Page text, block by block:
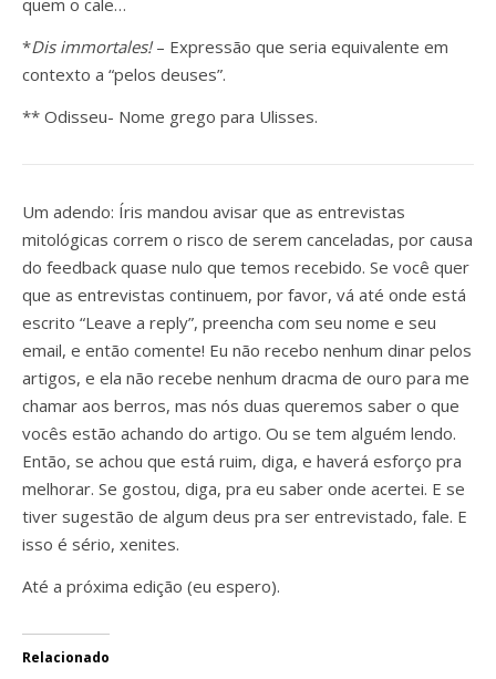
quem o cale…
*Dis immortales!– Expressão que seria equivalente em
contexto a “pelos deuses”.
** Odisseu- Nome grego para Ulisses.
Um adendo: Íris mandou avisar que as entrevistas
mitológicas correm o risco de serem canceladas, por causa
do feedback quase nulo que temos recebido. Se você quer
que as entrevistas continuem, por favor, vá até onde está
escrito “Leave a reply”, preencha com seu nome e seu
email, e então comente! Eu não recebo nenhum dinar pelos
artigos, e ela não recebe nenhum dracma de ouro para me
chamar aos berros, mas nós duas queremos saber o que
vocês estão achando do artigo. Ou se tem alguém lendo.
Então, se achou que está ruim, diga, e haverá esforço pra
melhorar. Se gostou, diga, pra eu saber onde acertei. E se
tiver sugestão de algum deus pra ser entrevistado, fale. E
isso é sério, xenites.
Até a próxima edição (eu espero).
Relacionado